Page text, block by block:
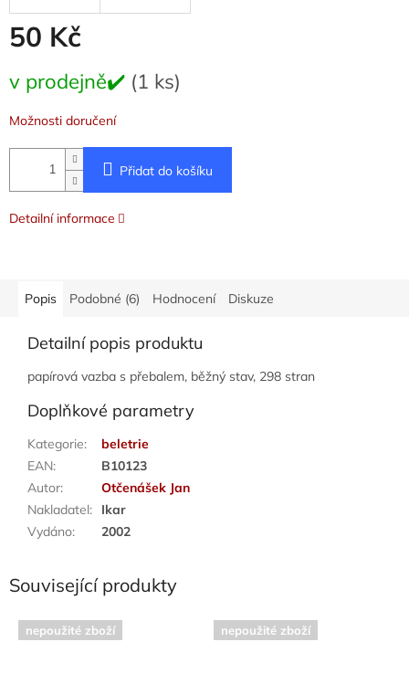
50 Kč
cena:
v prodejně✔️ (1 ks)
Možnosti doručení
Přidat do košíku
Detailní informace
Popis Podobné (6) Hodnocení Diskuze
Detailní popis produktu
papírová vazba s přebalem, běžný stav, 298 stran
Doplňkové parametry
Kategorie:
beletrie
EAN:
B10123
Autor:
Otčenášek Jan
Nakladatel:
Ikar
Vydáno: 2002
Související produkty
nepoužité zboží nepoužité zboží